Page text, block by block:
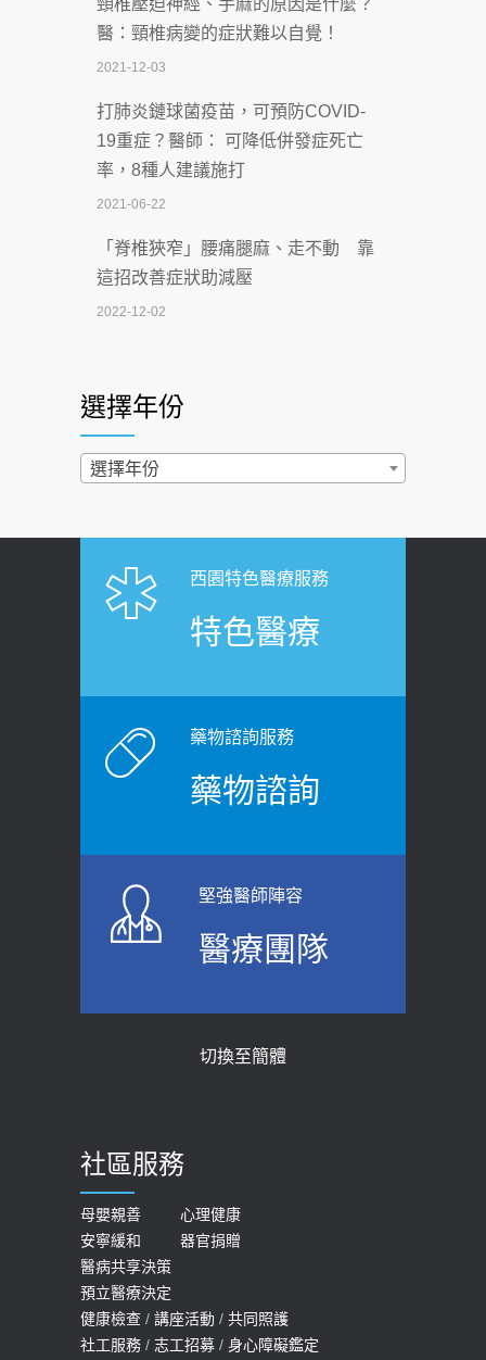
深耕萬華55年 西園醫院回顧發展歷程與
智慧 醫療布局
2026-07-06
【115年臺北市「防癌保衛戰：健康好禮
一手刮」】 宣導
2026-07-02
2026-07-02
4連霸議員黃秋澤癌逝！食道癌為何奪命
西園醫院55周年 7／10捐血公益活動 邀
民眾熱血響應
2026-06-30
健康肛門痛都是痔瘡?醫談瘍瘍瘻管與肛
裂差異 逾50歲民眾可做1事
原則避免血糖血壓飆高
2026-06-08
上班常待在冷氣房？小心泌尿道感染
醫示警：1病症嚴重恐喪命
2026-05-21
女性必看國健署公費懶人包！這幾項檢
查完全免費 沒做虧大了
2026-05-14
頸椎壓迫神經、手麻的原因是什麼？
醫：頸椎病變的症狀難以自覺！
2021-12-03
打肺炎鏈球菌疫苗，可預防COVID-
19重症？醫師： 可降低併發症死亡
率，8種人建議施打
2021-06-22
「脊椎狹窄」腰痛腿麻、走不動 靠
這招改善症狀助減壓
2022-12-02
2022-02-17
過量維生素D和鈣恐罹癌? 醫師釋
「落枕」不要大力按脖子！ 1招「伸
展運動」預防落枕
老後睡不好、夜間易跌倒
2021-03-05
骨科魏志定主任接受專訪 【年代電視
質密度檢查！醫：注意5重點可逆轉
膝蓋退化有9大部位 骨科醫坦言：不
一定得換人工關節
2019-10-08
20歲迪士尼男星因癲癇猝逝 老人小
孩最好發、醫師點出8大前兆
2019-07-09
選擇年份
選擇年份
西園特色醫療服務
特色醫療
藥物諮詢服務
藥物諮詢
堅強醫師陣容
醫療團隊
切換至簡體
社區服務
母嬰親善
心理健康
安寧緩和
器官捐贈
醫病共享決策
預立醫療決定
健康檢查 / 講座活動 / 共同照護
社工服務 / 志工招募 / 身心障礙鑑定